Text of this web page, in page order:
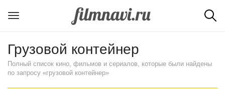
Грузовой контейнер
Полный список кино, фильмов и сериалов, которые были найдены
по запросу «грузовой контейнер»